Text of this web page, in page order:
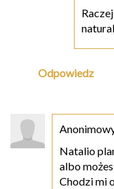
Odpowiedz
Natalio
albo
Chodzi mi